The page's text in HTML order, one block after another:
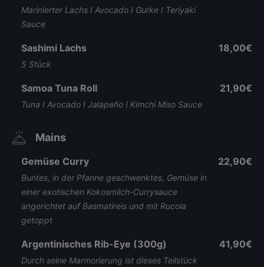
Marinierter Lachs I Avocado I Gurke I Teriyaki
Sauce
Sashimi Lachs
5 Stück
18,00€
Samoa Tuna Roll
Tuna I Avocado I Jalapeño I Kimchi Miso Sauce
21,90€
Mains
Gemüse Curry
Buntes, in der Pfanne geschwenktes, Gemüse in
einer exotischen Kokosmilch-Currysauce
angerichtet auf Basmatireis und mit Rucola
getoppt
22,90€
Argentinisches Rib-Eye (300g)
Durch seine Marmorierung ist dieses Teilstück
41,90€